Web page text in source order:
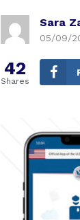
Sara
05/09/
42
Shares